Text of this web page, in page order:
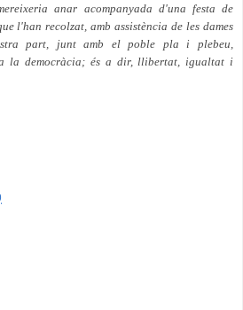
anar acompanyada d'una festa de
l'han recolzat, amb assistència de les dames
part, junt amb el poble pla i plebeu,
la democràcia; és a dir, llibertat, igualtat i